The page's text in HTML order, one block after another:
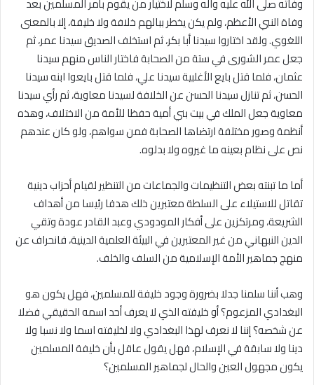
وفاته صلى الله عليه وآله وسلم لاختيار من يقوم بأمر المسلمين بعد
وفاة النبي الأعظم، ولم يكن يخطر ببالهم خلافة ولا خليفة، إلا بالمعنى
اللغوي. ولقد اختاروا سيدنا أبا بكر، ثم استخلف الصديق سيدنا عمر، ثم
جعل عمر الشورى في ستة من الصحابة فاختار الناس منهم سيدنا
عثمان، فلما قتل بايع الأغلبية سيدنا علي، فلما قتل بايعوا ابنه سيدنا
الحسن، ثم تنازل سيدنا الحسن عن الخلافة لسيدنا معاوية، ثم رأي سيدنا
معاوية جعل الملك في بيت بني أمية حفظا للأمة من الاختلاف، وهذه
أنظمة وصور مختلفة ارتضاها الصحابة فمن سواهم، ولو كان عندهم
نص على نظام بعينه ما غيروه ولا بدلوه.
أما ما تبنته بعض التنظيمات والجماعات من التنظير لقيام أحزاب دينية
تقاتل للاستيلاء على السلطة معتبرين ذلك هدفا رئيسا من أهداف
الشريعة، ومرتكزين على أفكار المودودي وعبد القادر عودة وتقي
الدين النبهاني من غير المعتبرين في البيئة العلمية الدينية، فانحراف عن
منهج جماهير الأمة الإسلامية من السلف والخلف.
وهب أننا سلمنا جدلا بضرورة وجود خليفة للمسلمين، فهل يكون هو
البغدادي المزعوم؟ أو خليفته الذي لا يعرف أحد اسمه الحقيقي فضلا
عن شخصه؟ إننا لا نعرف لهذا البغدادي ولا لخليفته اسما ولا نسبا ولا
دينا ولا سابقة في الإسلام، فهل يقول عاقل بأن خليفة المسلمين
يكون مجهول العين والحال لجماهير المسلمين؟